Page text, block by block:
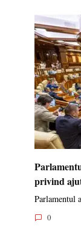
privind
Parlamentul
0